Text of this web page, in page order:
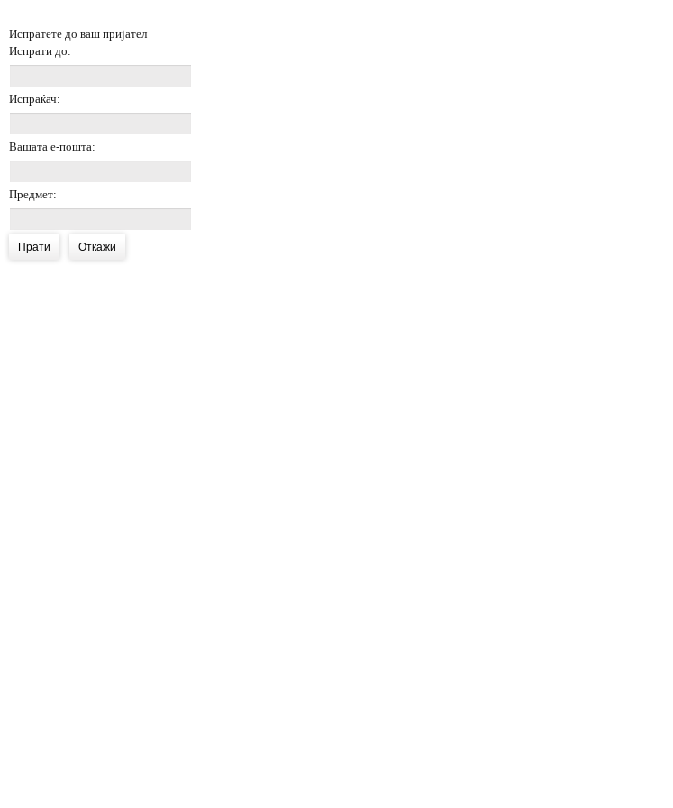
Испратете до ваш пријател
Испрати до:
Испраќач:
Вашата е-пошта:
Предмет:
Прати Откажи